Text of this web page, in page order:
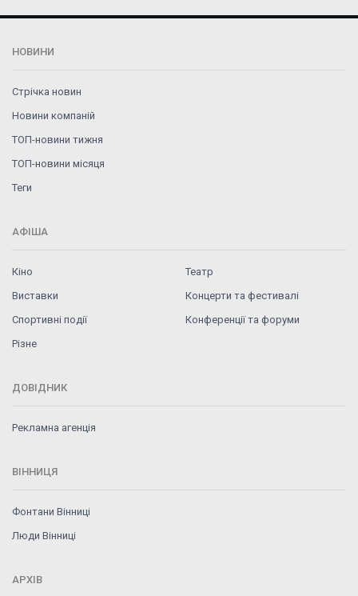
НОВИНИ
Стрічка новин
Новини компаній
ТОП-новини тижня
ТОП-новини місяця
Теги
АФІША
Кіно
Театр
Виставки
Концерти та фестивалі
Спортивні події
Конференції та форуми
Різне
ДОВІДНИК
Рекламна агенція
ВІННИЦЯ
Фонтани Вінниці
Люди Вінниці
АРХІВ